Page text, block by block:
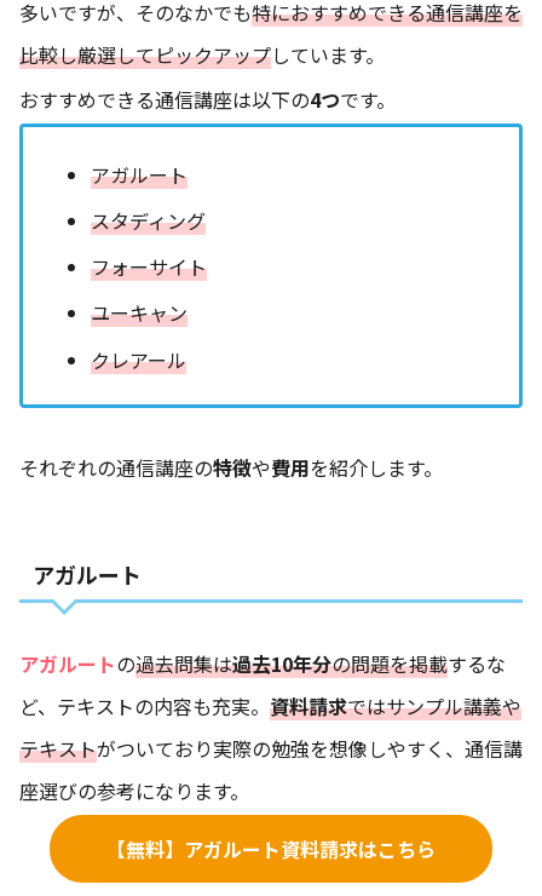
多いですが、そのなかでも特におすすめできる通信講座を
比較し厳選してピックアップしています。
おすすめできる通信講座は以下の4つです。
アガルート
スタディング
フォーサイト
ユーキャン
クレアール
それぞれの通信講座の特徴や費用を紹介します。
アガルート
アガルートの過去問集は過去10年分の問題を掲載するな
ど、テキストの内容も充実。 資料請求ではサンプル講義や
テキストがついており実際の勉強を想像しやすく、通信講
座選びの参考になります。
【無料】アガルート資料請求はこちら